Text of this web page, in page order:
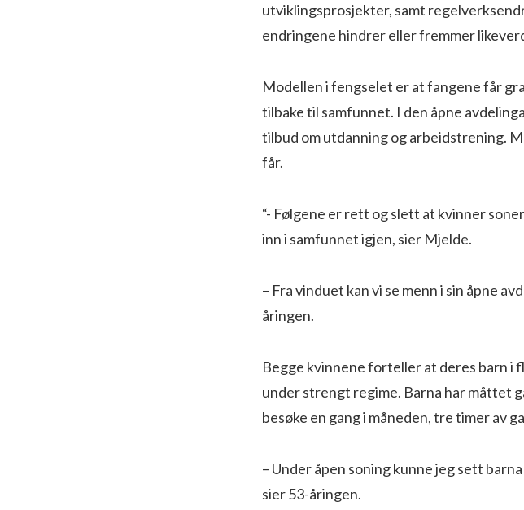
utviklingsprosjekter, samt
endringene hindrer eller fremmer
Modellen i fengselet er at fangene får
tilbake til samfunnet. I den åpne
tilbud om utdanning og arbeidstrening.
får.
“- Følgene er rett og slett at kvinner
inn i samfunnet igjen, sier Mjelde.
– Fra vinduet kan vi se menn i sin åpne
åringen.
Begge kvinnene forteller at deres barn i
under strengt regime. Barna har måttet
besøke en gang i måneden, tre timer av
– Under åpen soning kunne jeg sett
sier 53-åringen.